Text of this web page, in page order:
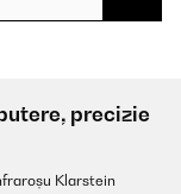
precizie
Klarstein